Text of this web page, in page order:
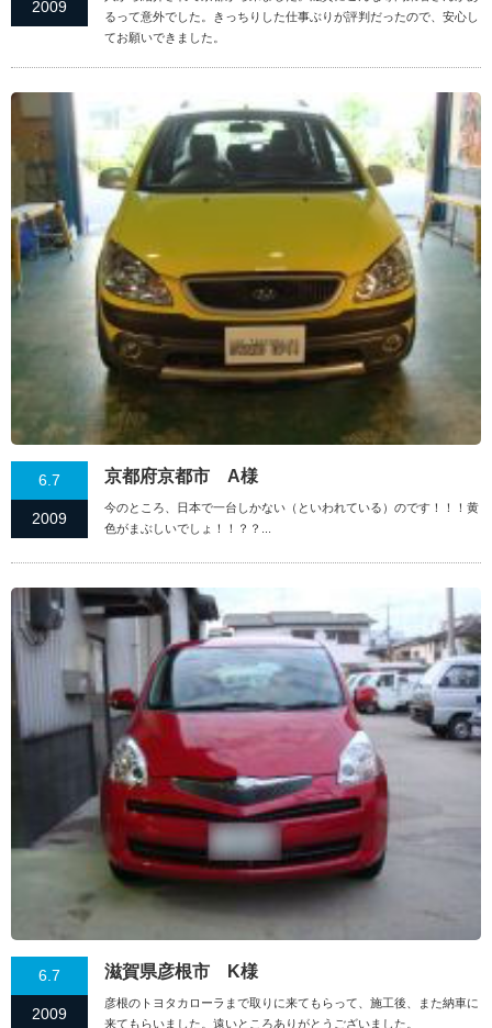
2009
るって意外でした。きっちりした仕事ぶりが評判だったので、安心し
てお願いできました。
6.7
2009
京都府京都市 A様
今のところ、日本で一台しかない（といわれている）のです！！！黄
色がまぶしいでしょ！！？？...
6.7
2009
滋賀県彦根市 K様
彦根のトヨタカローラまで取りに来てもらって、施工後、また納車に
来てもらいました。遠いところありがとうございました。